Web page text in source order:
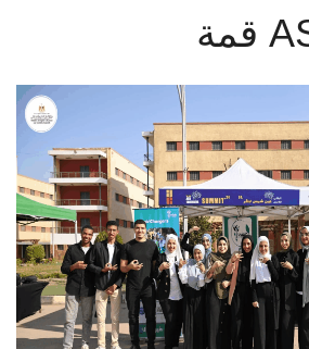
الأنظمة الذكية
الإعلام
تواصل معنا
الطلاب
هيئة التدريس